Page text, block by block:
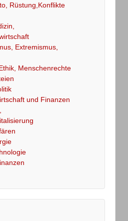
Rüstung,Konflikte
Extremismus,
Menschenrechte
und Finanzen